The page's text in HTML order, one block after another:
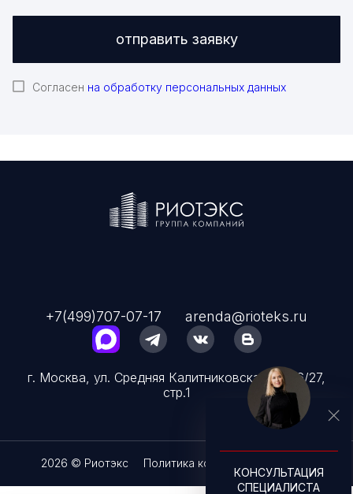
отправить заявку
Согласен на обработку персональных данных
+7(499)707-07-17 arenda@rioteks.ru
г. Москва, ул. Средняя Калитниковская, д. 26/27,
стр.1
2026 © Риотэкс Политика конфиденциальности
КОНСУЛЬТАЦИЯ
СПЕЦИАЛИСТА